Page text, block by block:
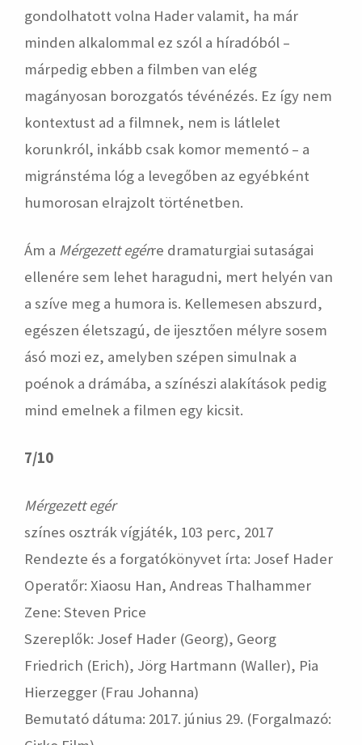
gondolhatott volna Hader valamit, ha már
minden alkalommal ez szól a híradóból –
márpedig ebben a filmben van elég
magányosan borozgatós tévénézés. Ez így nem
kontextust ad a filmnek, nem is látlelet
korunkról, inkább csak komor mementó – a
migránstéma lóg a levegőben az egyébként
humorosan elrajzolt történetben.
Ám a Mérgezett egérre dramaturgiai sutaságai
ellenére sem lehet haragudni, mert helyén van
a szíve meg a humora is. Kellemesen abszurd,
egészen életszagú, de ijesztően mélyre sosem
ásó mozi ez, amelyben szépen simulnak a
poénok a drámába, a színészi alakítások pedig
mind emelnek a filmen egy kicsit.
7/10
Mérgezett egér
színes osztrák vígjáték, 103 perc, 2017
Rendezte és a forgatókönyvet írta: Josef Hader
Operatőr: Xiaosu Han, Andreas Thalhammer
Zene: Steven Price
Szereplők: Josef Hader (Georg), Georg
Friedrich (Erich), Jörg Hartmann (Waller), Pia
Hierzegger (Frau Johanna)
Bemutató dátuma: 2017. június 29. (Forgalmazó: